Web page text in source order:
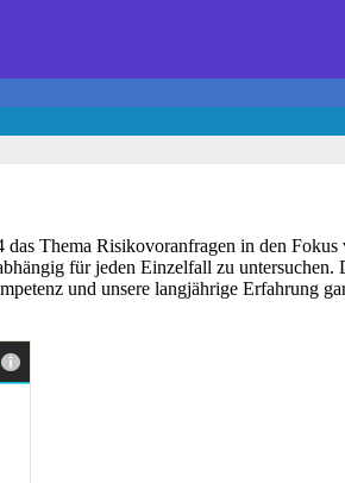
Thema Risikovoranfragen in den
für jeden Einzelfall zu untersuchen.
und unsere langjährige Erfahrung